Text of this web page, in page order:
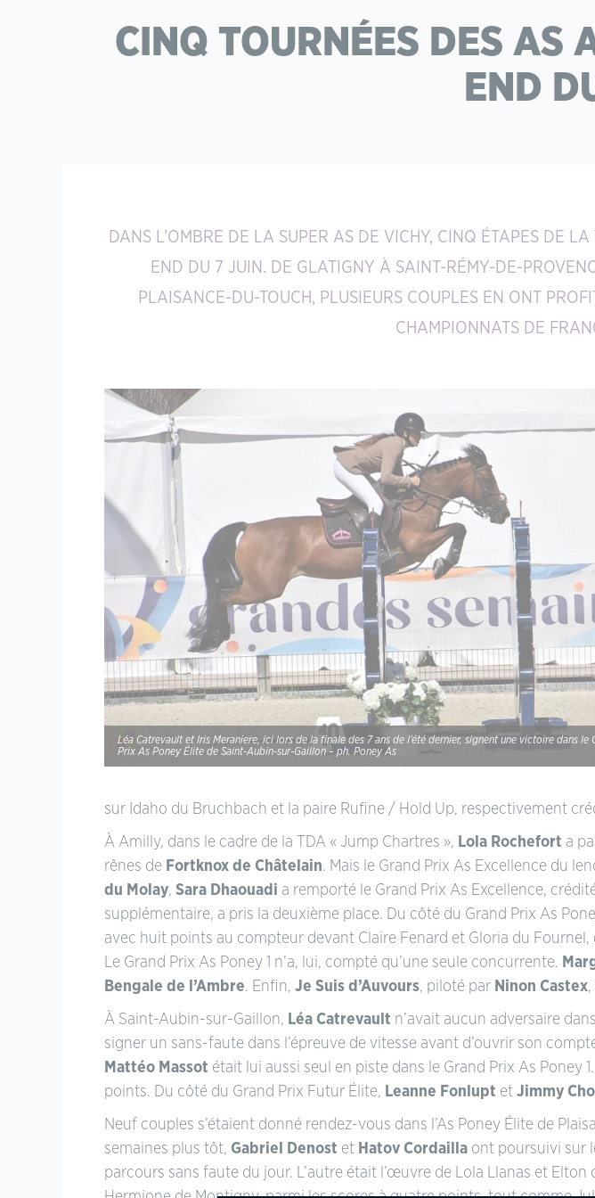
CINQ TOURNÉES DES AS
END
DANS L’OMBRE DE LA SUPER AS DE VICHY, CINQ ÉTAPES DE
END DU 7 JUIN. DE GLATIGNY À SAINT-RÉMY-DE-
PLAISANCE-DU-TOUCH, PLUSIEURS COUPLES EN ONT
CHAMPIONNATS DE
Léa Catrevault et Iris Meraniere, ici lors de la finale des 7 ans de l’été dernier, signent une victoire dans le
Prix As Poney Élite de Saint-Aubin-sur-Gaillon – ph. Poney As
sur Idaho du Bruchbach et la paire Rufine / Hold Up, respectivement
À Amilly, dans le cadre de la TDA « Jump Chartres », Lola Rochefort a
rênes de Fortknox de Châtelain. Mais le Grand Prix As Excellence du
du Molay, Sara Dhaouadi a remporté le Grand Prix As Excellence,
supplémentaire, a pris la deuxième place. Du côté du Grand Prix As
avec huit points au compteur devant Claire Fenard et Gloria du
Le Grand Prix As Poney 1 n’a, lui, compté qu’une seule concurrente.
Bengale de l’Ambre. Enfin, Je Suis d’Auvours, piloté par Ninon Castex
À Saint-Aubin-sur-Gaillon, Léa Catrevault n’avait aucun adversaire
signer un sans-faute dans l’épreuve de vitesse avant d’ouvrir son
Mattéo Massot était lui aussi seul en piste dans le Grand Prix As Poney
points. Du côté du Grand Prix Futur Élite, Leanne Fonlupt et Jimmy
Neuf couples s’étaient donné rendez-vous dans l’As Poney Élite de
semaines plus tôt, Gabriel Denost et Hatov Cordailla ont poursuivi sur
parcours sans faute du jour. L’autre était l’œuvre de Lola Llanas et